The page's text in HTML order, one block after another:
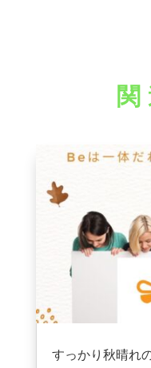
すっかり秋晴れ